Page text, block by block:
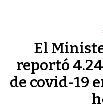
El
reportó
de covid-19